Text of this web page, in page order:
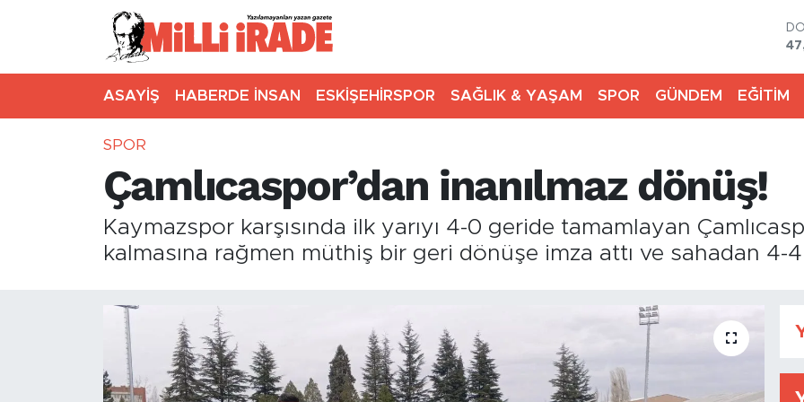
ASAYİŞ HABERDE İNSAN ESKİŞEHİRSPOR SAĞLIK & YAŞAM SPOR GÜNDEM EĞİTİM
SPOR
Çamlıcaspor’dan inanılmaz dönüş!
Kaymazspor karşısında ilk yarıyı 4-0 geride tamamlayan
kalmasına rağmen müthiş bir geri dönüşe imza attı ve sahadan 4-4